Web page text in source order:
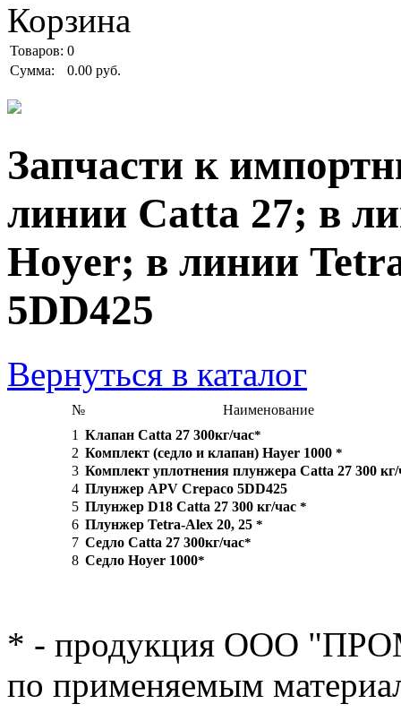
Корзина
Товаров: 0
Сумма:
0.00 руб.
Запчасти к
линии Catta 27; в
Hoyer; в линии
5DD425
Вернуться в каталог
№
Наименование
1 Клапан Catta 27 300кг/час*
2 Комплект (седло и клапан) Hayer 1000 *
3 Комплект уплотнения плунжера Catta 27 300 кг/
4 Плунжер APV Crepaco 5DD425
5 Плунжер D18 Catta 27 300 кг/час *
6 Плунжер Tetra-Alex 20, 25 *
7 Седло Catta 27 300кг/час*
8 Седло Hoyer 1000*
* - продукция ООО
по применяемым